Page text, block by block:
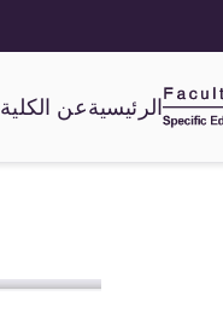
الرئيسيةعن الكلية